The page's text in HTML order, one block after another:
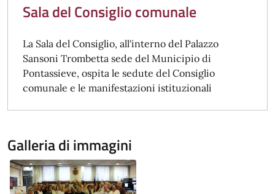
Sala del Consiglio comunale
La Sala del Consiglio, all'interno del Palazzo
Sansoni Trombetta sede del Municipio di
Pontassieve, ospita le sedute del Consiglio
comunale e le manifestazioni istituzionali
Galleria di immagini
Image